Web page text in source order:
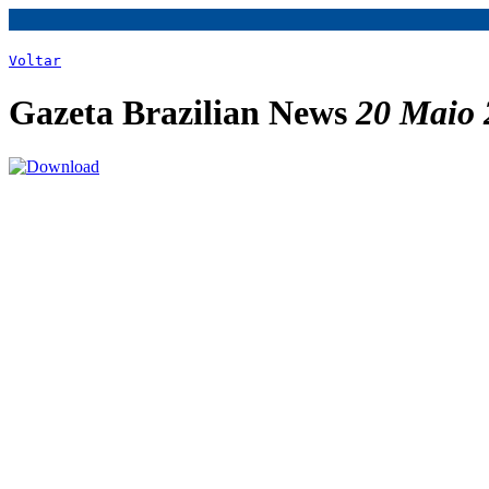
Voltar
Gazeta Brazilian News 20 Maio